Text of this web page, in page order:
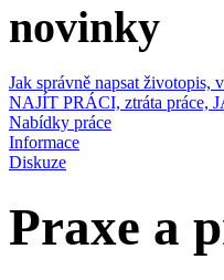
novinky
Jak správně napsat životopis,
NAJÍT PRÁCI, ztráta práce,
Nabídky práce
Informace
Diskuze
Praxe a